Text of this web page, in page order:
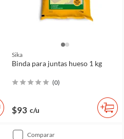
Sika
Binda para juntas hueso 1 kg
(0)
$93 c/u
comparar